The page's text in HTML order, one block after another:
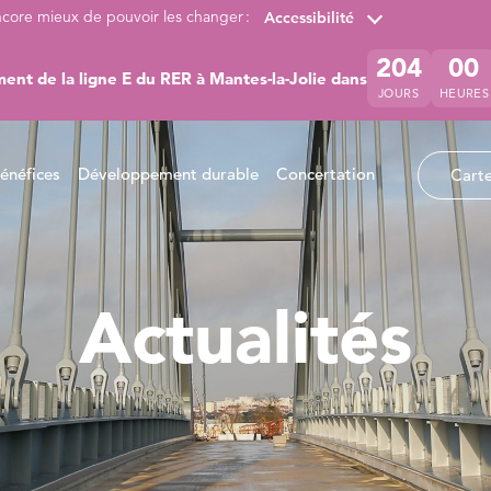
mieux de pouvoir les changer : Accessibilité
de la ligne E du RER à Mantes-la-Jolie dans 204
JOURS
00
HEURES
Développement durable Concertation
Actualitésà